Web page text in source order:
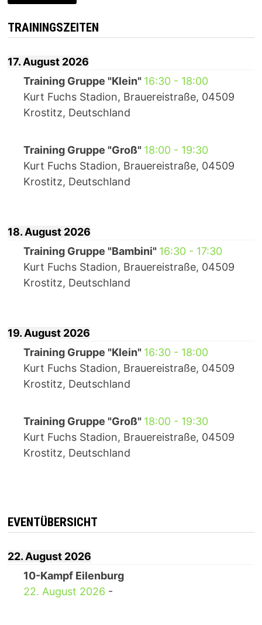
TRAININGSZEITEN
17. August 2026
Training Gruppe "Klein" 16:30- 18:00
Kurt Fuchs Stadion, Brauereistraße, 04509
Krostitz, Deutschland
Training Gruppe "Groß" 18:00- 19:30
Kurt Fuchs Stadion, Brauereistraße, 04509
Krostitz, Deutschland
18. August 2026
Training Gruppe "Bambini" 16:30- 17:30
Kurt Fuchs Stadion, Brauereistraße, 04509
Krostitz, Deutschland
19. August 2026
Training Gruppe "Klein" 16:30- 18:00
Kurt Fuchs Stadion, Brauereistraße, 04509
Krostitz, Deutschland
Training Gruppe "Groß" 18:00- 19:30
Kurt Fuchs Stadion, Brauereistraße, 04509
Krostitz, Deutschland
EVENTÜBERSICHT
22. August 2026
10-Kampf Eilenburg
22. August 2026 -